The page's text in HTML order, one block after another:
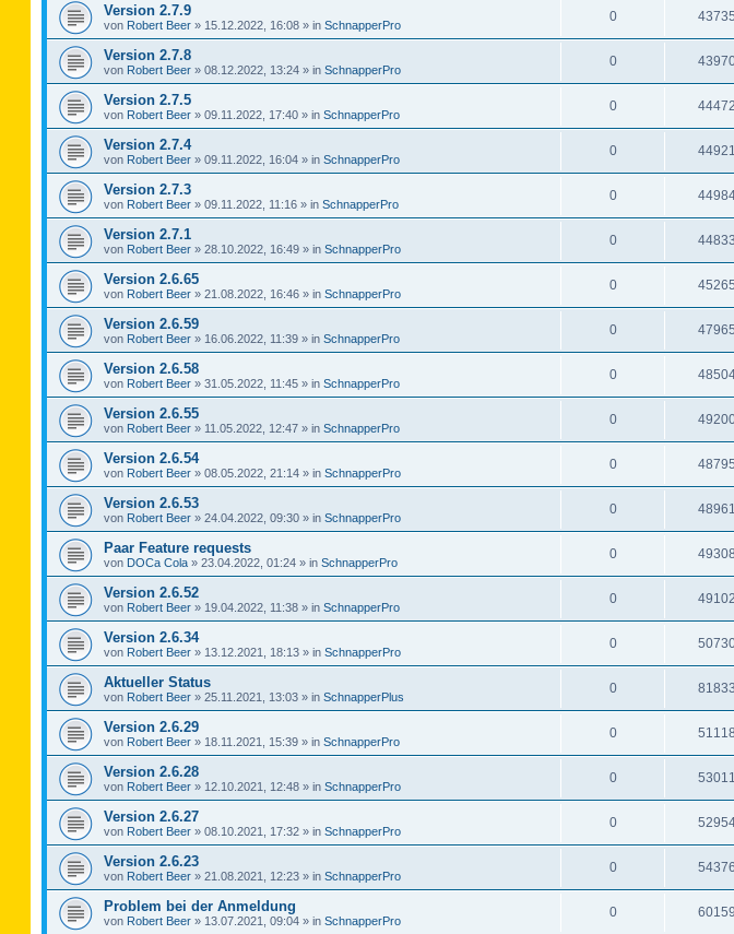
Version 2.7.9
von Robert Beer » 15.12.2022, 16:08 » in SchnapperPro
0 43735
Version 2.7.8
von Robert Beer » 08.12.2022, 13:24 » in SchnapperPro
0
Version 2.7.5
von Robert Beer » 09.11.2022, 17:40 » in SchnapperPro
0 44472
Version 2.7.4
von Robert Beer » 09.11.2022, 16:04 » in SchnapperPro
0 44921
Version 2.7.3
von Robert Beer » 09.11.2022, 11:16 » in SchnapperPro
0
Version 2.7.1
von Robert Beer » 28.10.2022, 16:49 » in SchnapperPro
0 44833
Version 2.6.65
von Robert Beer » 21.08.2022, 16:46 » in SchnapperPro
0 45265
Version 2.6.59
von Robert Beer » 16.06.2022, 11:39 » in SchnapperPro
0 47965
Version 2.6.58
von Robert Beer » 31.05.2022, 11:45 » in SchnapperPro
0
Version 2.6.55
von Robert Beer » 11.05.2022, 12:47 » in SchnapperPro
0
Version 2.6.54
von Robert Beer » 08.05.2022, 21:14 » in SchnapperPro
0 48795
Version 2.6.53
von Robert Beer » 24.04.2022, 09:30 » in SchnapperPro
0 48961
Paar Feature requests
von DOCa Cola » 23.04.2022, 01:24 » in SchnapperPro
0 49308
Version 2.6.52
von Robert Beer » 19.04.2022, 11:38 » in SchnapperPro
0 49102
Version 2.6.34
von Robert Beer » 13.12.2021, 18:13 » in SchnapperPro
0
Aktueller Status
von Robert Beer » 25.11.2021, 13:03 » in SchnapperPlus
0 81833
Version 2.6.29
von Robert Beer » 18.11.2021, 15:39 » in SchnapperPro
0 51118
Version 2.6.28
von Robert Beer » 12.10.2021, 12:48 » in SchnapperPro
0 53011
Version 2.6.27
von Robert Beer » 08.10.2021, 17:32 » in SchnapperPro
0
Version 2.6.23
von Robert Beer » 21.08.2021, 12:23 » in SchnapperPro
0 54376
Problem bei der Anmeldung
von Robert Beer » 13.07.2021, 09:04 » in SchnapperPro
0 60159